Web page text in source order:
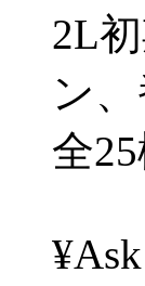
2L
ン
全
¥Ask